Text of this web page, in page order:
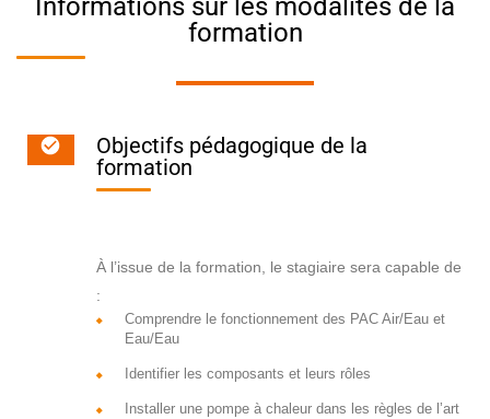
Informations sur les modalités de la
formation
Objectifs pédagogique de la
formation
À l’issue de la formation, le stagiaire sera capable de
:
Comprendre le fonctionnement des PAC Air/Eau et
Eau/Eau
Identifier les composants et leurs rôles
Installer une pompe à chaleur dans les règles de l’art